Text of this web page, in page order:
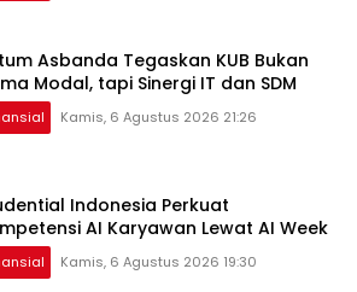
Asbanda Tegaskan KUB Bukan
Modal, tapi Sinergi IT dan SDM
Kamis, 6 Agustus 2026 21:26
Indonesia Perkuat
AI Karyawan Lewat AI Week
Kamis, 6 Agustus 2026 19:30